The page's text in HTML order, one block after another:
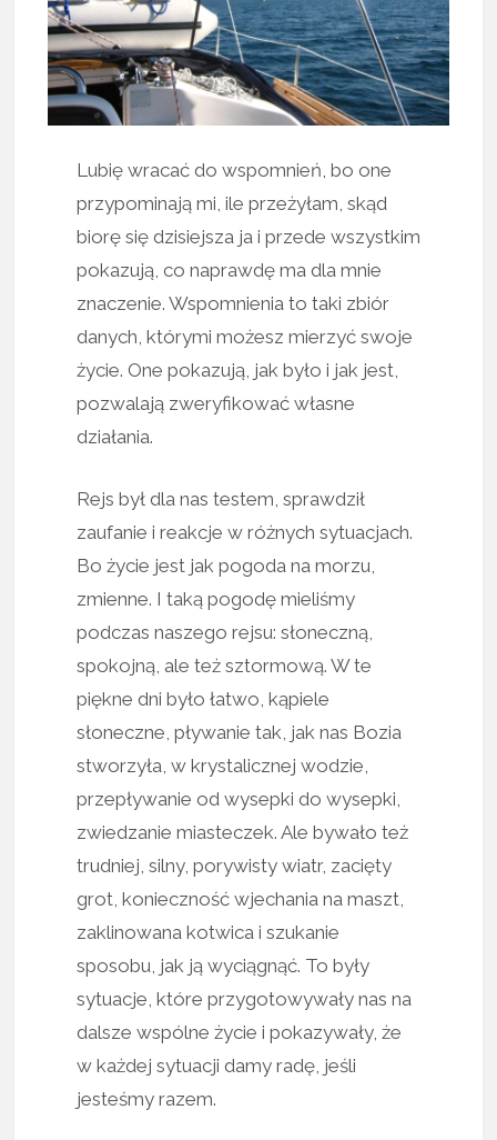
Lubię wracać do wspomnień, bo one
przypominają mi, ile przeżyłam, skąd
biorę się dzisiejsza ja i przede wszystkim
pokazują, co naprawdę ma dla mnie
znaczenie. Wspomnienia to taki zbiór
danych, którymi możesz mierzyć swoje
życie. One pokazują, jak było i jak jest,
pozwalają zweryfikować własne
działania.
Rejs był dla nas testem, sprawdził
zaufanie i reakcje w różnych sytuacjach.
Bo życie jest jak pogoda na morzu,
zmienne. I taką pogodę mieliśmy
podczas naszego rejsu: słoneczną,
spokojną, ale też sztormową. W te
piękne dni było łatwo, kąpiele
słoneczne, pływanie tak, jak nas Bozia
stworzyła, w krystalicznej wodzie,
przepływanie od wysepki do wysepki,
zwiedzanie miasteczek. Ale bywało też
trudniej, silny, porywisty wiatr, zacięty
grot, konieczność wjechania na maszt,
zaklinowana kotwica i szukanie
sposobu, jak ją wyciągnąć. To były
sytuacje, które przygotowywały nas na
dalsze wspólne życie i pokazywały, że
w każdej sytuacji damy radę, jeśli
jesteśmy razem.